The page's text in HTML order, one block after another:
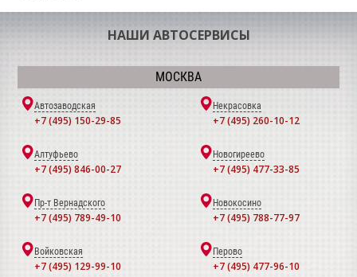
НАШИ АВТОСЕРВИСЫ
МОСКВА
Автозаводская
+7 (495) 150-29-85
Некрасовка
+7 (495) 260-10-12
Алтуфьево
+7 (495) 846-00-27
Новогиреево
+7 (495) 477-33-85
Пр-т Вернадского
+7 (495) 789-49-10
Новокосино
+7 (495) 788-77-97
Войковская
+7 (495) 129-99-10
Перово
+7 (495) 477-96-10